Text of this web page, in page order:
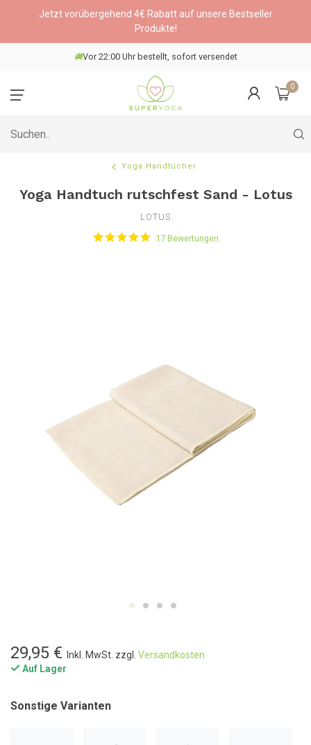
Jetzt vorübergehend 4€ Rabatt auf unsere Bestseller
Produkte!
Wähle einen DHL-Paketshop
0
Yoga Handtücher
Yoga Handtuch rutschfest Sand - Lotus
LOTUS
17 Bewertungen
29,95 € Inkl. MwSt. zzgl. Versandkosten
Auf Lager
Sonstige Varianten